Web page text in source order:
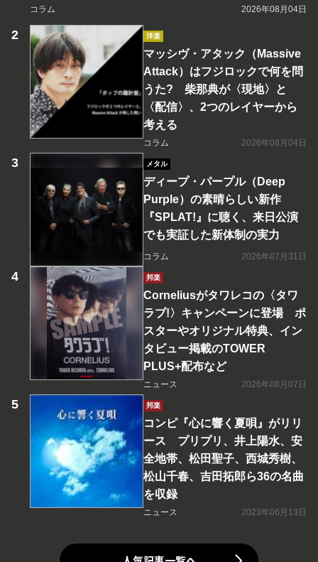
コラム 2026年08月04日
洋楽
マッシヴ・アタック（Massive
Attack）はフジロックで何を問
うた? 柴那典が〈現地〉と
〈配信〉、2つのレイヤーから
考える
コラム 2026年08月04日
メタル
ディープ・パープル（Deep
Purple）の素晴らしい新作
『SPLAT!』に聴く、来日公演
でも実証した新体制の実力
コラム 2026年07月31日
邦楽
Corneliusがタワレコの〈タワ
ラブ!〉キャンペーンに登場 ポ
スターやオリジナル特典、イン
タビュー掲載のTOWER
PLUS+配布など
ニュース 2026年08月07日
邦楽
コンピ『心に響く夏唄』がリリ
ース プリプリ、井上陽水、安
全地帯、松田聖子、西城秀樹、
松山千春、吉田拓郎ら36の名曲
を収録
ニュース 2023年06月13日